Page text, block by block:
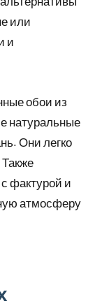
или
и
обои из
натуральные
Они легко
фактурой и
атмосферу